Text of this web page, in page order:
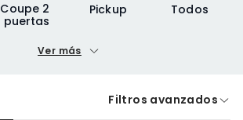
Coupe 2
puertas
Pickup Todos
Precio máximo
De contado
Ver más
Filtros avanzados